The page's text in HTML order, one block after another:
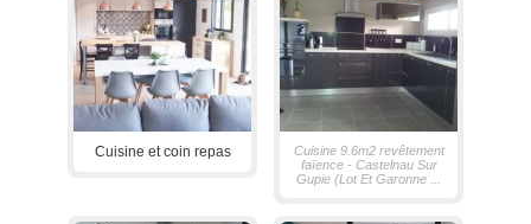
Cuisine et coin repas
Cuisine 9.6m2 revêtement
faïence - Castelnau Sur
Gupie (Lot Et Garonne ...